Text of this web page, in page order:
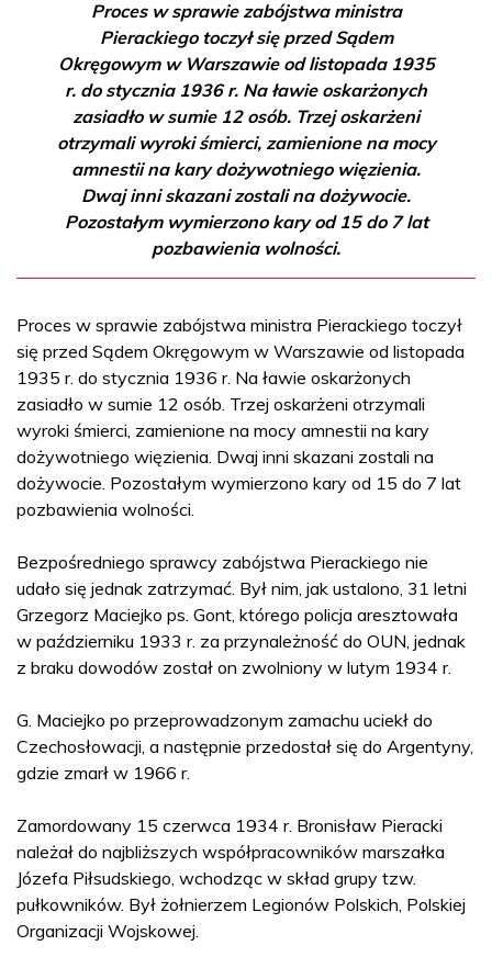
Proces w sprawie zabójstwa ministra
Pierackiego toczył się przed Sądem
Okręgowym w Warszawie od listopada 1935
r. do stycznia 1936 r. Na ławie oskarżonych
zasiadło w sumie 12 osób. Trzej oskarżeni
otrzymali wyroki śmierci, zamienione na mocy
amnestii na kary dożywotniego więzienia.
Dwaj inni skazani zostali na dożywocie.
Pozostałym wymierzono kary od 15 do 7 lat
pozbawienia wolności.
Proces w sprawie zabójstwa ministra Pierackiego toczył
się przed Sądem Okręgowym w Warszawie od listopada
1935 r. do stycznia 1936 r. Na ławie oskarżonych
zasiadło w sumie 12 osób. Trzej oskarżeni otrzymali
wyroki śmierci, zamienione na mocy amnestii na kary
dożywotniego więzienia. Dwaj inni skazani zostali na
dożywocie. Pozostałym wymierzono kary od 15 do 7 lat
pozbawienia wolności.
Bezpośredniego sprawcy zabójstwa Pierackiego nie
udało się jednak zatrzymać. Był nim, jak ustalono, 31 letni
Grzegorz Maciejko ps. Gont, którego policja aresztowała
w październiku 1933 r. za przynależność do OUN, jednak
z braku dowodów został on zwolniony w lutym 1934 r.
G. Maciejko po przeprowadzonym zamachu uciekł do
Czechosłowacji, a następnie przedostał się do Argentyny,
gdzie zmarł w 1966 r.
Zamordowany 15 czerwca 1934 r. Bronisław Pieracki
należał do najbliższych współpracowników marszałka
Józefa Piłsudskiego, wchodząc w skład grupy tzw.
pułkowników. Był żołnierzem Legionów Polskich, Polskiej
Organizacji Wojskowej.